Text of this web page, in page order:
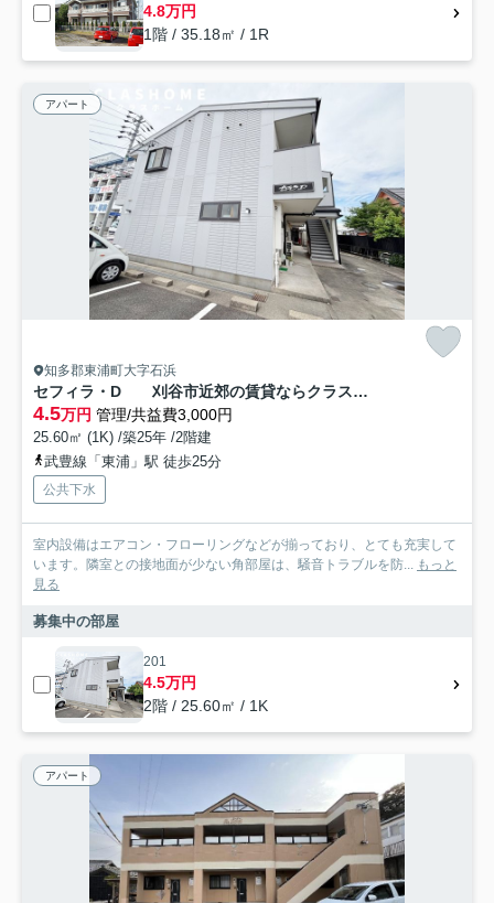
4.8万円
1階 / 35.18㎡ / 1R
アパート
知多郡東浦町大字石浜
セフィラ・D 刈谷市近郊の賃貸ならクラスホーム刈谷店
4.5万円 管理/共益費3,000円
25.60㎡ (1K) /築25年 /2階建
武豊線「東浦」駅 徒歩25分
公共下水
室内設備はエアコン・フローリングなどが揃っており、とても充実して
います。隣室との接地面が少ない角部屋は、騒音トラブルを防... もっと
見る
募集中の部屋
201
4.5万円
2階 / 25.60㎡ / 1K
アパート